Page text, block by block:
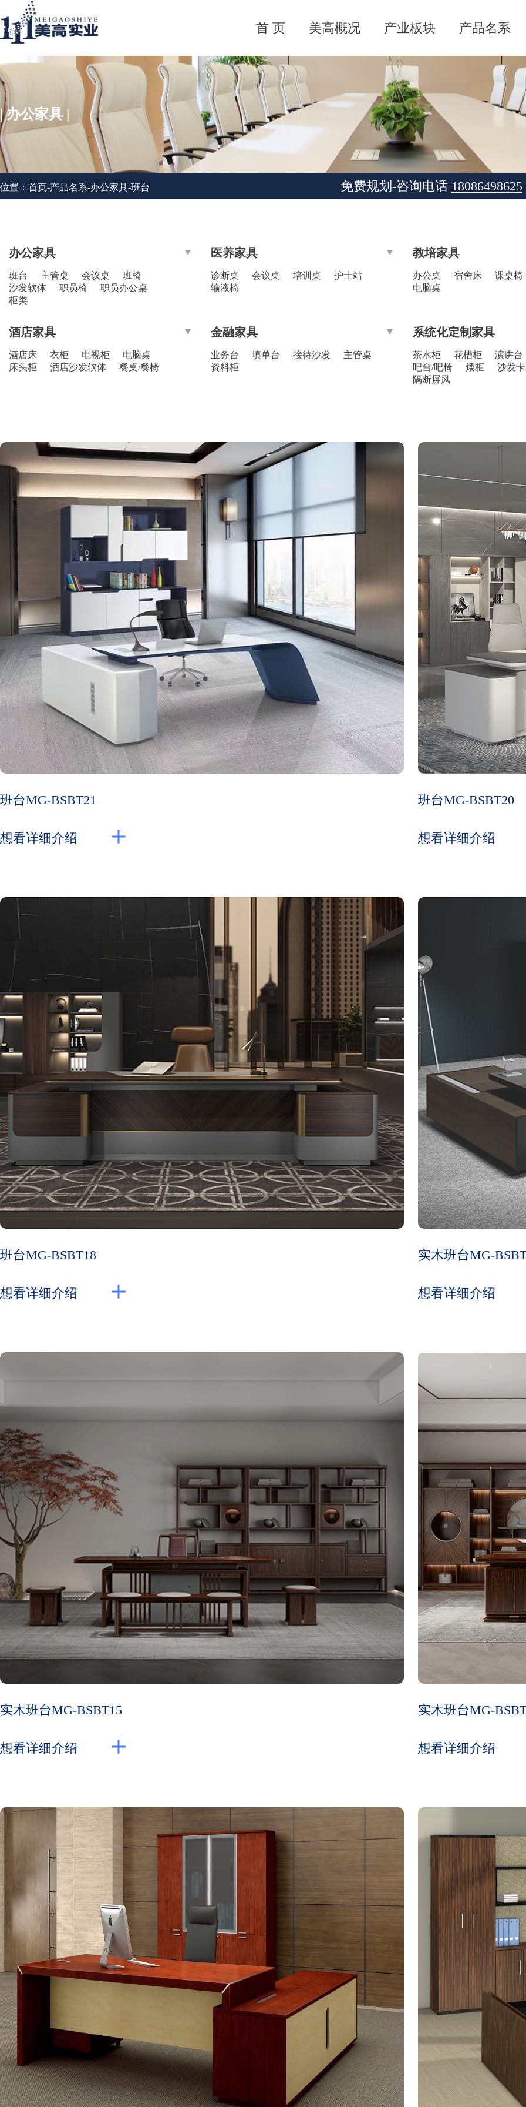
首 页 美高概况 产业板块 产品名系
| 办公家具 |
位置： 首页-产品名系-办公家具-班台 免费规划-咨询电话 18086498625
办公家具
班台 主管桌 会议桌
班椅
沙发软体
职员椅
职员办公桌
柜类
医养家具
诊断桌 会议桌 培训桌
护士站
输液椅
教培家具
办公桌 宿舍床
课桌椅
电脑桌
酒店家具
酒店床 衣柜 电视柜
电脑桌
床头柜
酒店沙发软体 餐桌/餐椅
金融家具
业务台 填单台 接待沙发
主管桌
资料柜
系统化定制家具
茶水柜 花槽柜
演讲台
吧台/吧椅
矮柜
沙发
隔断屏风
班台MG-BSBT21
想看详细介绍
班台MG-BSBT20
想看详细介绍
班台MG-BSBT18
想看详细介绍
实木班台MG-
想看详细介绍
实木班台MG-BSBT15
想看详细介绍
实木班台MG-
想看详细介绍